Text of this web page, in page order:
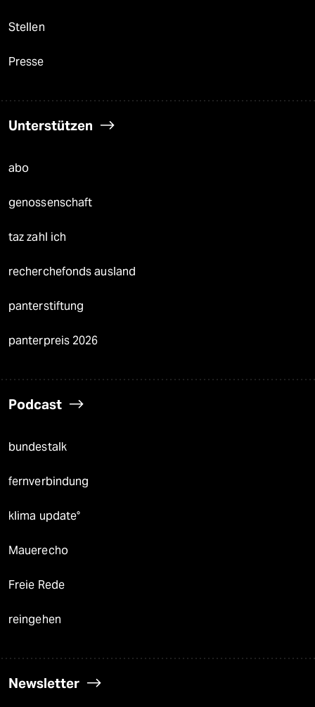
Stellen
Presse
Unterstützen
abo
genossenschaft
taz zahl ich
recherchefonds ausland
panterstiftung
panterpreis 2026
Podcast
bundestalk
fernverbindung
klima update°
Mauerecho
Freie Rede
reingehen
Newsletter